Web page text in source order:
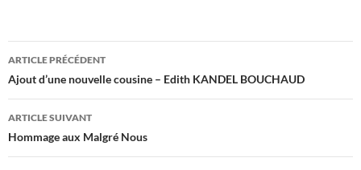
Navigation
des
articles
ARTICLE PRÉCÉDENT
Ajout d’une nouvelle cousine – Edith KANDEL BOUCHAUD
ARTICLE SUIVANT
Hommage aux Malgré Nous